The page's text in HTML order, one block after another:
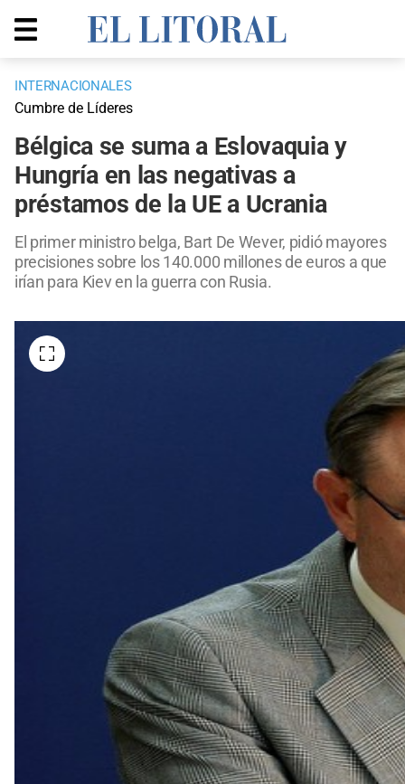
INTERNACIONALES
Cumbre de Líderes
Bélgica se suma a Eslovaquia y
Hungría en las negativas a
préstamos de la UE a Ucrania
El primer ministro belga, Bart De Wever, pidió mayores
precisiones sobre los 140.000 millones de euros a que
irían para Kiev en la guerra con Rusia.